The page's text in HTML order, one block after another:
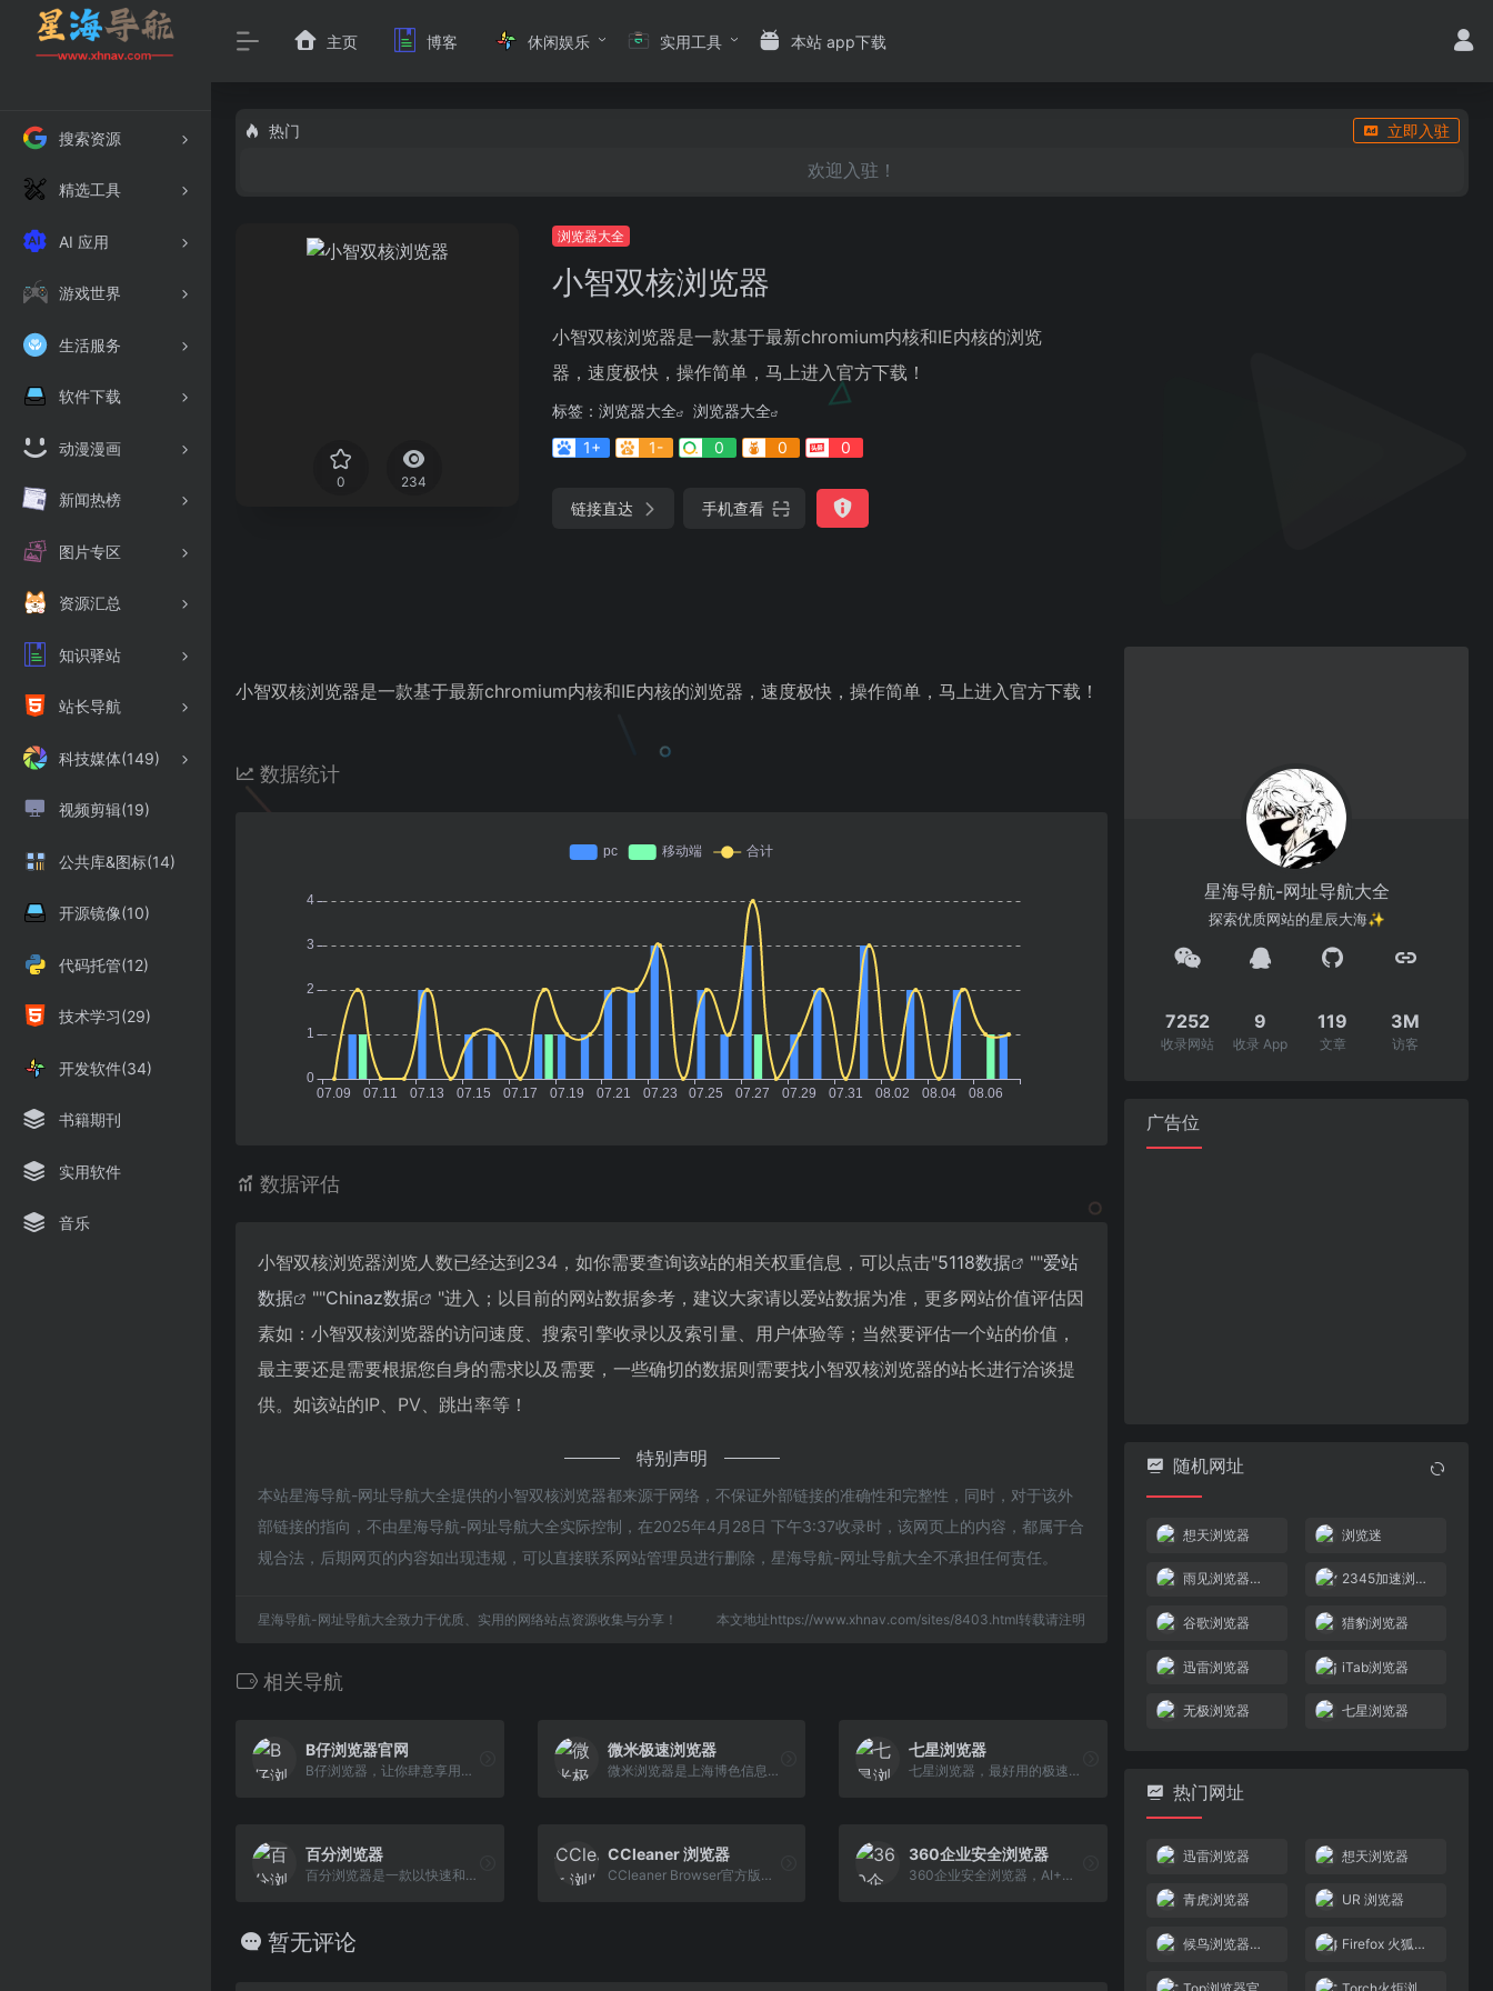
搜索资源
精选工具
AI 应用
游戏世界
生活服务
软件下载
动漫漫画
新闻热榜
图片专区
资源汇总
知识驿站
站长导航
科技媒体(149)
视频剪辑(19)
公共库&图标(14)
开源镜像(10)
代码托管(12)
技术学习(29)
开发软件(34)
书籍期刊
实用软件
音乐
主页 博客 休闲娱乐 实用工具 本站 app下载
热门 立即入驻
欢迎入驻！
0 234
浏览器大全
小智双核浏览器
小智双核浏览器是一款基于最新chromium内核和IE内核的浏览
器，速度极快，操作简单，马上进入官方下载！
标签： 浏览器大全
浏览器大全
1+
1- 0 0 0
链接直达 手机查看
小智双核浏览器是一款基于最新chromium内核和IE内核的浏览器，速度极快，操作简单，马上进入官方下载！
数据统计
数据评估
小智双核浏览器浏览人数已经达到234，如你需要查询该站的相关权重信息，可以点击"5118数据 ""爱站
数据
""Chinaz数据
"进入；以目前的网站数据参考，建议大家请以爱站数据为准，更多网站价值评估因
素如：小智双核浏览器的访问速度、搜索引擎收录以及索引量、用户体验等；当然要评估一个站的价值，
最主要还是需要根据您自身的需求以及需要，一些确切的数据则需要找小智双核浏览器的站长进行洽谈提
供。如该站的IP、PV、跳出率等！
特别声明
本站星海导航-网址导航大全提供的小智双核浏览器都来源于网络，不保证外部链接的准确性和完整性，同时，对于该外
部链接的指向，不由星海导航-网址导航大全实际控制，在2025年4月28日 下午3:37收录时，该网页上的内容，都属于合
规合法，后期网页的内容如出现违规，可以直接联系网站管理员进行删除，星海导航-网址导航大全不承担任何责任。
星海导航-网址导航大全致力于优质、实用的网络站点资源收集与分享！ 本文地址https://www.xhnav.com/sites/8403.html转载请注明
相关导航
B仔浏览器官网
B仔浏览器，让你肆意享用简洁清爽、快速高效的手机浏览器。充分发挥广告拦截、插件等先进技术，达到”简单””好用”的设计初衷。
微米极速浏览器
微米浏览器是上海博色信息科技有限公司推出的一款启动快、安全上网的智能移动浏览器，2021年已免费为上千万的Android手机用户提供快速、稳定的安全上网服务，具 有智能搜索、视频播放、网站导航、下载、个人数据管理等功能。
七星浏览器
七星浏览器，最好用的极速双核浏览器！基于最新的Chromium最新稳定版，完美融合了Google Chrome浏览器的极速特点和微软IE浏览器的兼容特性，智能自动切换，速度 更快，兼容性更好。七星浏览器内置了超多超好用的功能，例如鼠标手势，超级拖拽，双击关闭标签，快速恢复已关闭的标签，小号标签，透明度调节等。七星浏览器使用谷歌帐号云同步，收藏夹、应 用、皮肤随身带。七星浏览器兼容全部Chrome扩展，功能丰富，广告拦截，邮件提醒一应俱全。
百分浏览器
百分浏览器是一款以快速和实用为目标的Chrome增强版浏览器，它紧跟最新版Chrome内核，不断增强办公和娱乐相关的上网体验。
CCleaner 浏览器
CCleaner Browser官方版是一款出自梨子公司Piriform之手的全新型安全网络浏览器工具，CCleaner浏览器功能强悍，具备了低内存占用、高速浏览等特点，CCleaner Browser软件便捷好用，可以让您的上网体验更加优秀，是一款相当出色的安全清理浏览器。
360企业安全浏览器
360企业安全浏览器，AI+安全双重赋能，助力企业数智化转型
暂无评论
星海导航-网址导航大全
探索优质网站的星辰大海✨
7252
收录网站
9
收录 App
119
文章
3M
访客
广告位
随机网址
想天浏览器 浏览迷
雨见浏览器官网 2345加速浏览器官网（原2345王牌浏览器）
谷歌浏览器 猎豹浏览器
迅雷浏览器 iTab浏览器
无极浏览器 七星浏览器
热门网址
迅雷浏览器 想天浏览器
青虎浏览器 UR 浏览器
候鸟浏览器官网 Firefox 火狐浏览器